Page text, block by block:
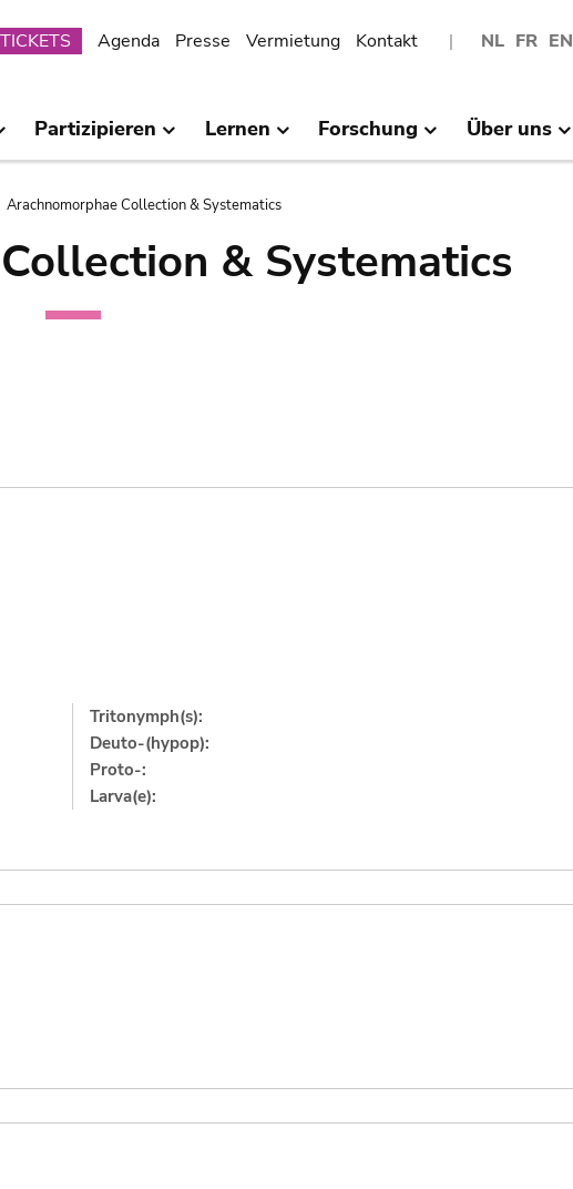
NL FR EN
TICKETS Agenda Presse Vermietung Kontakt
Partizipieren Lernen Forschung Über uns
Arachnomorphae Collection & Systematics
& Systematics
Tritonymph(s):
Deuto-(hypop):
Proto-:
Larva(e):